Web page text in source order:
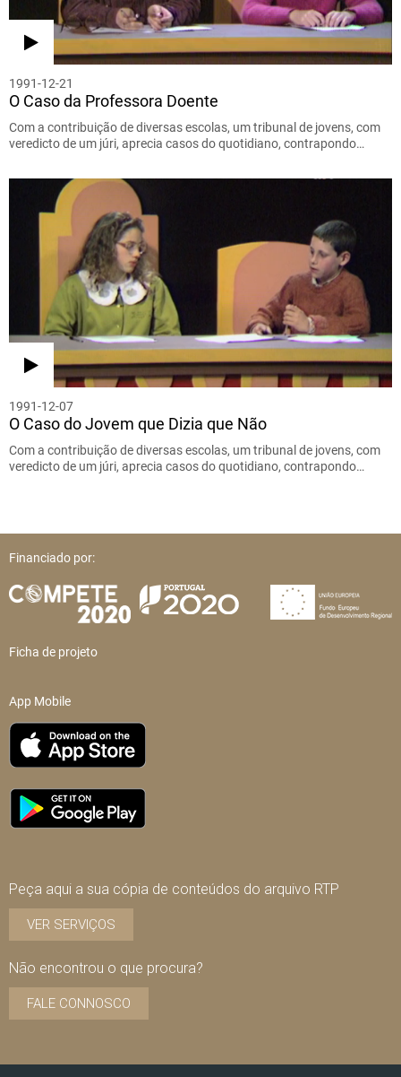
1991-12-21
O Caso da Professora Doente
Com a contribuição de diversas escolas, um tribunal de jovens, com
veredicto de um júri, aprecia casos do quotidiano, contrapondo…
1991-12-07
O Caso do Jovem que Dizia que Não
Com a contribuição de diversas escolas, um tribunal de jovens, com
veredicto de um júri, aprecia casos do quotidiano, contrapondo…
Financiado por:
Ficha de projeto
App Mobile
Peça aqui a sua cópia de conteúdos do arquivo RTP
VER SERVIÇOS
Não encontrou o que procura?
FALE CONNOSCO